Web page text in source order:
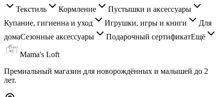
Текстиль
Кормление
Пустышки и аксессуары
Купание, гигиенна и уход
Игрушки, игры и книги
Для
домаСезонные аксессуары Подарочный сертификатЕщё
Mama's Loft
Премиальный магазин для новорождённых и малышей до 2
лет.